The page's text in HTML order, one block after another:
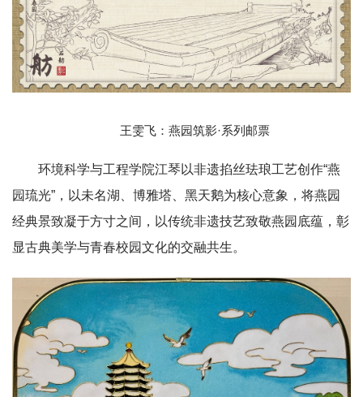
王雯飞：燕园筑影·系列邮票
环境科学与工程学院江琴以非遗掐丝珐琅工艺创作“燕
园琉光”，以未名湖、博雅塔、黑天鹅为核心意象，将燕园
经典景致凝于方寸之间，以传统非遗技艺致敬燕园底蕴，彰
显古典美学与青春校园文化的交融共生。